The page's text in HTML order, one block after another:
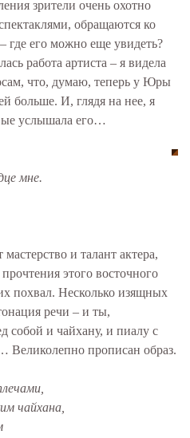
зрители очень охотно
обращаются ко
где его можно еще увидеть?
работа артиста – я видела
что, думаю, теперь у Юры
больше. И, глядя на нее, я
услышала его…
мне.
и талант актера,
этого восточного
похвал. Несколько изящных
речи – и ты,
собой и чайхану, и пиалу с
Великолепно прописан образ.
чайхана,